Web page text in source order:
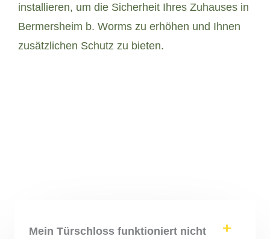
installieren, um die Sicherheit Ihres Zuhauses in
Bermersheim b. Worms zu erhöhen und Ihnen
zusätzlichen Schutz zu bieten.
Mein Türschloss funktioniert nicht